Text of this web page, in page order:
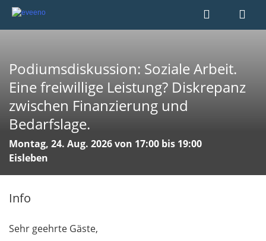
Podiumsdiskussion: Soziale Arbeit.
Eine freiwillige Leistung? Diskrepanz
zwischen Finanzierung und
Bedarfslage.
Montag, 24. Aug. 2026 von 17:00 bis 19:00
Eisleben
Info
Sehr geehrte Gäste,